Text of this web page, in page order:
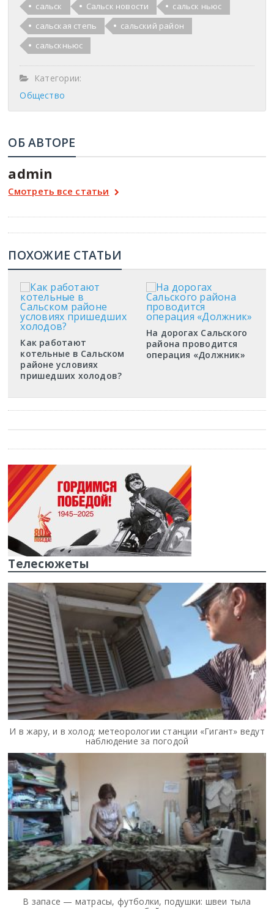
сальск
Сальск новости
сальск ньюс
сальская степь
сальский район
сальскньюс
Категории:
Общество
ОБ АВТОРЕ
admin
Смотреть все статьи
ПОХОЖИЕ СТАТЬИ
Как работают
котельные в Сальском
районе условиях
пришедших холодов?
На дорогах Сальского
района проводится
операция «Должник»
Телесюжеты
И в жару, и в холод: метеорологии станции «Гигант» ведут
наблюдение за погодой
В запасе — матрасы, футболки, подушки: швеи тыла